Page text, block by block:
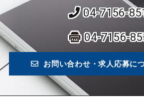
04-7156-
04-7156-
お問い合わせ・求人応募に